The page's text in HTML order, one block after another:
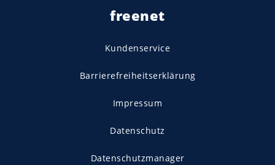
freenet
Kundenservice
Barrierefreiheitserklärung
Impressum
Datenschutz
Datenschutzmanager